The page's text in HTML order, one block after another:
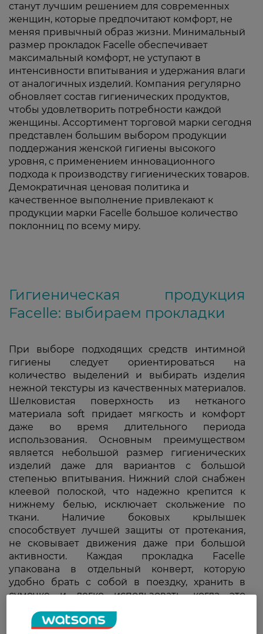
станут лучшим решением для современных
женщин, которые предпочитают комфорт, не
меняя привычный образ жизни. Минимальный
размер прокладок Facelle обеспечивает
максимальный комфорт, не уступают в
интенсивности впитывания и удержания влаги
от аналогичных изделий. Компания регулярно
обновляет состав гигиенических продуктов,
чтобы удовлетворить потребности каждой
женщины. Ассортимент торговой марки сегодня
представлен большим выбором продукции
поддержания женской гигиены высокого
уровня, с применением инновационного
подхода к производству гигиенических товаров.
Демократичная ценовая политика и
качественное выполнение привлекают к
продукции марки Facelle большое количество
поклонниц по всему миру.
Гигиеническая продукция
Facelle: выбираем прокладки
При выборе подходящих средств интимной
гигиены следует ориентироваться на
количество выделений и выбирать изделия
нежной текстуры из качественных материалов.
Шелковистая поверхность из нетканого
материала soft придает мягкость и комфорт
даже во время длительного периода
использования. Основным преимуществом
является небольшой размер гигиенических
изделий даже для вариантов с большой
степенью впитывания. Нижний слой снабжен
клеевой полоской, что надежно крепится к
нижнему белью, исключает скольжение по
ткани. Наличие боковых крылышек
способствует лучшей защиты от протекания,
не сковывает движения даже при большой
активности. Каждая прокладка Facelle
упакована в отдельный конверт, которую
удобно брать с собой в поездку, хранить в
сумочке и легко использовать, когда это